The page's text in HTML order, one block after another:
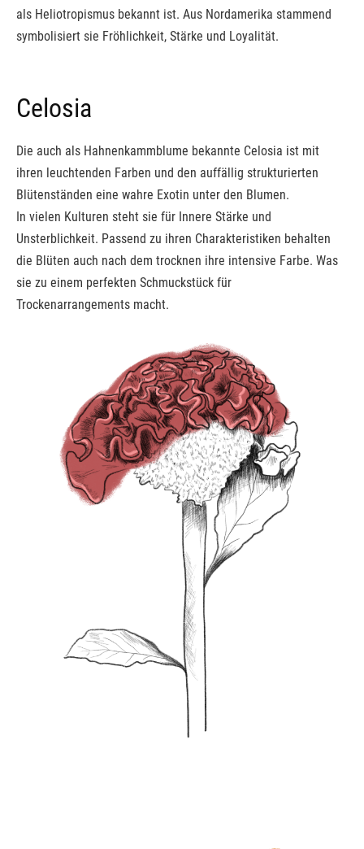
als Heliotropismus bekannt ist. Aus Nordamerika stammend
symbolisiert sie Fröhlichkeit, Stärke und Loyalität.
Celosia
Die auch als Hahnenkammblume bekannte Celosia ist mit
ihren leuchtenden Farben und den auffällig strukturierten
Blütenständen eine wahre Exotin unter den Blumen.
In vielen Kulturen steht sie für Innere Stärke und
Unsterblichkeit. Passend zu ihren Charakteristiken behalten
die Blüten auch nach dem trocknen ihre intensive Farbe. Was
sie zu einem perfekten Schmuckstück für
Trockenarrangements macht.